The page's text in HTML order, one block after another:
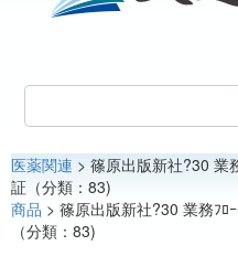
医学
看護
医薬関連 > 篠原出版新社?30 業
証（分類：83)
商品 > 篠原出版新社?30 業務ﾌﾛ
（分類：83)